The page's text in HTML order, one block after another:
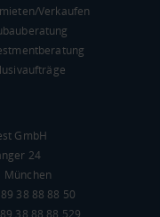
/ Kreisfreie Stadt
Bundesland
Verkaufen
GmbH
24
München
38 88 88 50
38 88 88 529